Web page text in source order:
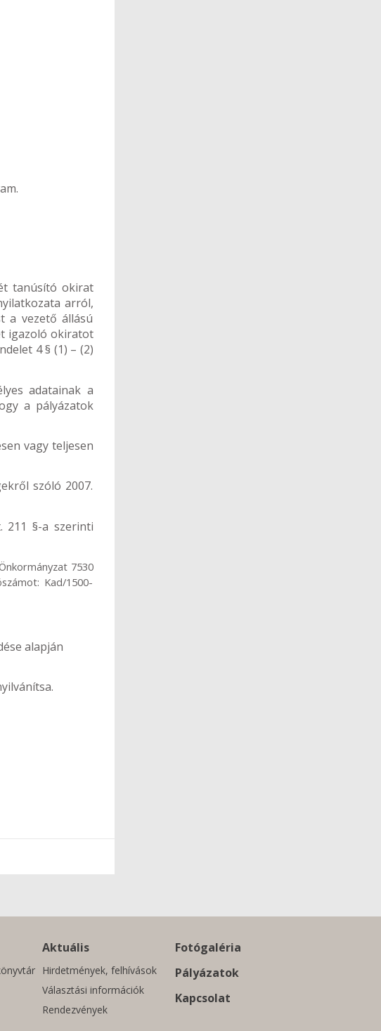
tanúsító okirat
arról,
a vezető állású
igazoló okiratot
4 § (1) – (2)
adatainak a
a pályázatok
vagy teljesen
szóló 2007.
211 §-a szerinti
7530
Kad/1500-
alapján
Aktuális
Hirdetmények, felhívások
Választási információk
Rendezvények
Fotógaléria
Pályázatok
Kapcsolat